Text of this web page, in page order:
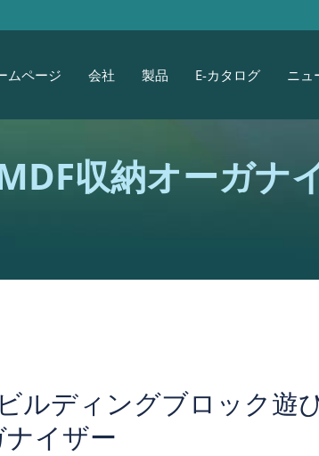
ムページ 会社 製品 E-カタログ ニュ
収納オーガナ
ルディングブロック遊
イザー